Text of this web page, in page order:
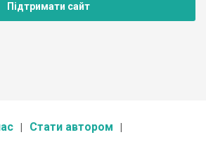
Підтримати сайт
Стати автором